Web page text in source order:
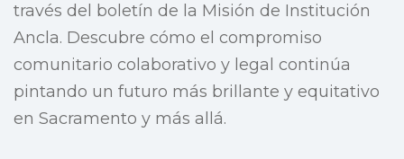
través del boletín de la Misión de Institución
Ancla. Descubre cómo el compromiso
comunitario colaborativo y legal continúa
pintando un futuro más brillante y equitativo
en Sacramento y más allá.